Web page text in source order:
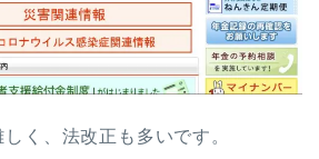
く、法改正も多いです。